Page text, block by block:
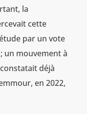
la
cette
par un vote
un mouvement à
déjà
en 2022,